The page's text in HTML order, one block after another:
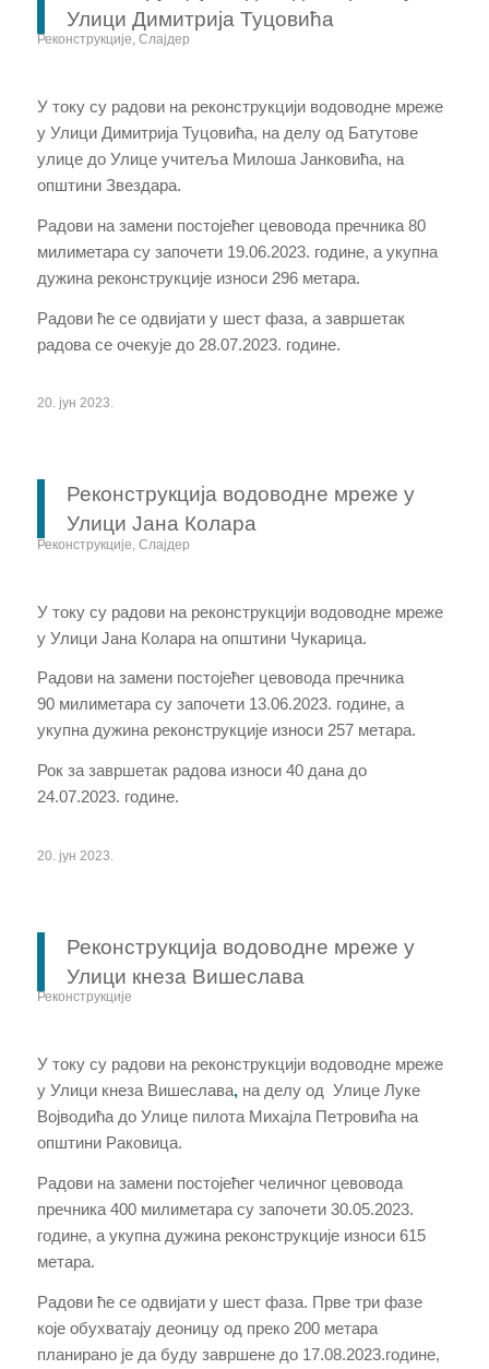
Улици Димитрија Туцовића
Реконструкције, Слајдер
У току су радови на реконструкцији водоводне мреже
у Улици Димитрија Туцовића, на делу од Батутове
улице до Улице учитеља Милоша Јанковића, на
општини Звездара.
Радови на замени постојећег цевовода пречника 80
милиметара су започети 19.06.2023. године, а укупна
дужина реконструкције износи 296 метара.
Радови ће се одвијати у шест фаза, а завршетак
радова се очекује до 28.07.2023. године.
20. јун 2023.
Реконструкција водоводне мреже у
Улици Јана Колара
Реконструкције, Слајдер
У току су радови на реконструкцији водоводне мреже
у Улици Јана Колара на општини Чукарица.
Радови на замени постојећег цевовода пречника
90 милиметара су започети 13.06.2023. године, а
укупна дужина реконструкције износи 257 метара.
Рок за завршетак радова износи 40 дана до
24.07.2023. године.
20. јун 2023.
Реконструкција водоводне мреже у
Улици кнеза Вишеслава
Реконструкције
У току су радови на реконструкцији водоводне мреже
у Улици кнеза Вишеслава, на делу од Улице Луке
Војводића до Улице пилота Михајла Петровића на
општини Раковица.
Радови на замени постојећег челичног цевовода
пречника 400 милиметара су започети 30.05.2023.
године, а укупна дужина реконструкције износи 615
метара.
Радови ће се одвијати у шест фаза. Прве три фазе
које обухватају деоницу од преко 200 метара
планирано је да буду завршене до 17.08.2023.године,